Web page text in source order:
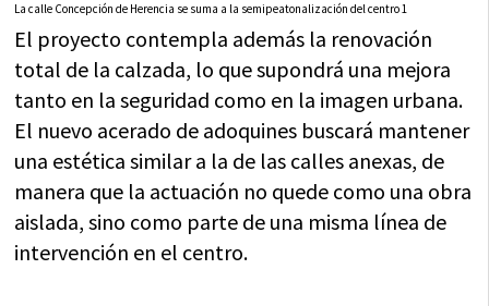
La calle Concepción de Herencia se suma a la semipeatonalización del centro 1
El proyecto contempla además la renovación
total de la calzada, lo que supondrá una mejora
tanto en la seguridad como en la imagen urbana.
El nuevo acerado de adoquines buscará mantener
una estética similar a la de las calles anexas, de
manera que la actuación no quede como una obra
aislada, sino como parte de una misma línea de
intervención en el centro.